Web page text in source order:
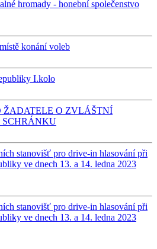
hromady - honební společenstvo
konání voleb
I.kolo
ŽADATELE O ZVLÁŠTNÍ
SCHRÁNKU
stanovišť pro drive-in hlasování při
ve dnech 13. a 14. ledna 2023
stanovišť pro drive-in hlasování při
ve dnech 13. a 14. ledna 2023